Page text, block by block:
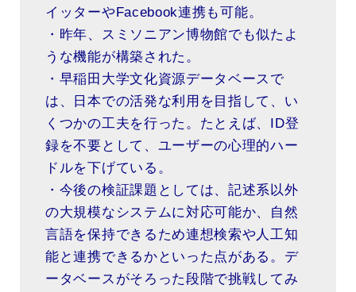
イッターやFacebook連携も可能。
・昨年、スミソニアン博物館でも似たよ
うな機能が構築された。
・早稲田大学文化資源データベースで
は、日本での活発な利用を目指して、い
くつかの工夫を行った。たとえば、ID登
録を不要として、ユーザーの心理的ハー
ドルを下げている。
・今後の検証課題としては、記述系以外
の大規模なシステムに対応可能か、自然
言語を保持できるため連想検索や人工知
能と連携できるかといった点がある。デ
ータベースがそろった段階で挑戦してみ